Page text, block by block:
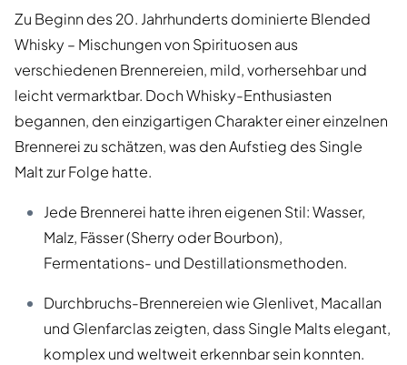
Zu Beginn des 20. Jahrhunderts dominierte Blended
Whisky – Mischungen von Spirituosen aus
verschiedenen Brennereien, mild, vorhersehbar und
leicht vermarktbar. Doch Whisky-Enthusiasten
begannen, den einzigartigen Charakter einer einzelnen
Brennerei zu schätzen, was den Aufstieg des Single
Malt zur Folge hatte.
Jede Brennerei hatte ihren eigenen Stil: Wasser,
Malz, Fässer (Sherry oder Bourbon),
Fermentations- und Destillationsmethoden.
Durchbruchs-Brennereien wie Glenlivet, Macallan
und Glenfarclas zeigten, dass Single Malts elegant,
komplex und weltweit erkennbar sein konnten.